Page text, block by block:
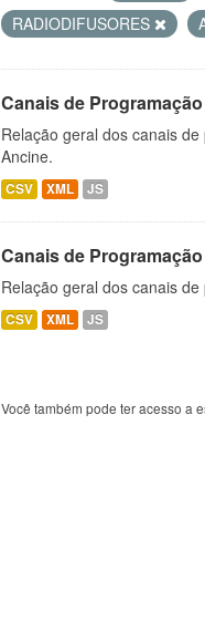
RADIODIFUSORES
Canais de
Relação geral dos canais
Ancine.
CSV XML JS
Canais de
Relação geral dos canais
CSV XML JS
Você também pode ter acesso a